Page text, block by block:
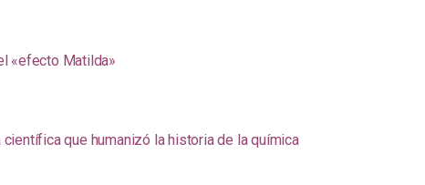
«efecto Matilda»
científica que humanizó la historia de la química